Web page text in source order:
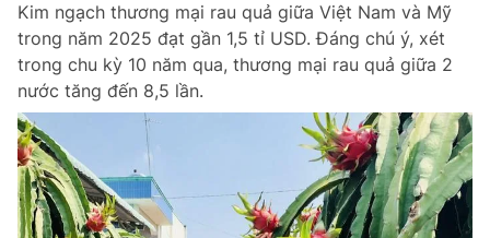
Kim ngạch thương mại rau quả giữa Việt Nam và Mỹ
trong năm 2025 đạt gần 1,5 tỉ USD. Đáng chú ý, xét
trong chu kỳ 10 năm qua, thương mại rau quả giữa 2
nước tăng đến 8,5 lần.